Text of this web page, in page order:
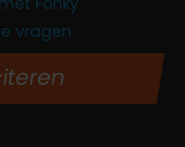
vragen